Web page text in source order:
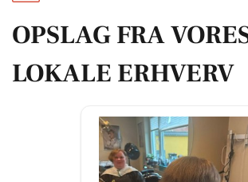
OPSLAG FRA
LOKALE ERHVERV